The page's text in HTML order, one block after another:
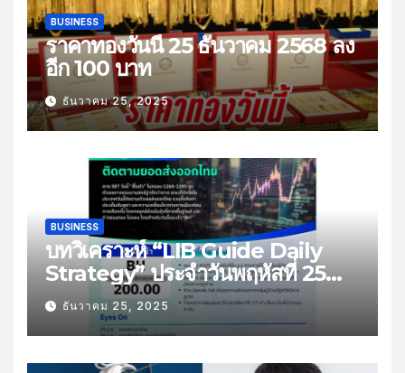
BUSINESS
ราคาทองวันนี้ 25 ธันวาคม 2568 ลง
อีก 100 บาท
ธันวาคม 25, 2025
BUSINESS
บทวิเคราะห์ “LIB Guide Daily
Strategy” ประจำวันพฤหัสที่ 25
ธันวาคม 2568 หัวข้อ “ติดตามยอด
ส่งออกไทย”
ธันวาคม 25, 2025